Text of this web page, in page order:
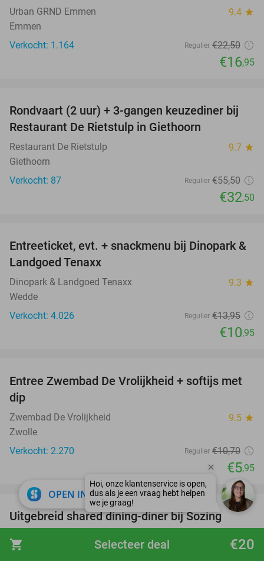
shopping_cart €20
Selecteer deal
Urban GRND Emmen 9.4 star
Emmen
Verkocht: 1.164
Regulier €22,50
€16,95
41%
Rondvaart (2 uur) + 3-gangen keuzediner bij
Restaurant De Rietstulp in Giethoorn
Restaurant De Rietstulp 9.7 star
Giethoorn
Verkocht: 87
Regulier €55,50
€32,50
22%
Entreeticket, evt. + snackmenu bij Dinopark &
Landgoed Tenaxx
Dinopark & Landgoed Tenaxx 9.3 star
Wedde
Verkocht: 4.026
Regulier €13,95
€10,95
44%
Entree Zwembad De Vrolijkheid + softijs met
dip
Zwembad De Vrolijkheid 9.5 star
Zwolle
Verkocht: 2.270
Regulier €10,70
€5,95
favorite_border
Uitgebreid shared dining-diner bij Sozing
Chinees-Indisch Restaurant Sozing 9.7
Zwolle
OPEN IN APP close